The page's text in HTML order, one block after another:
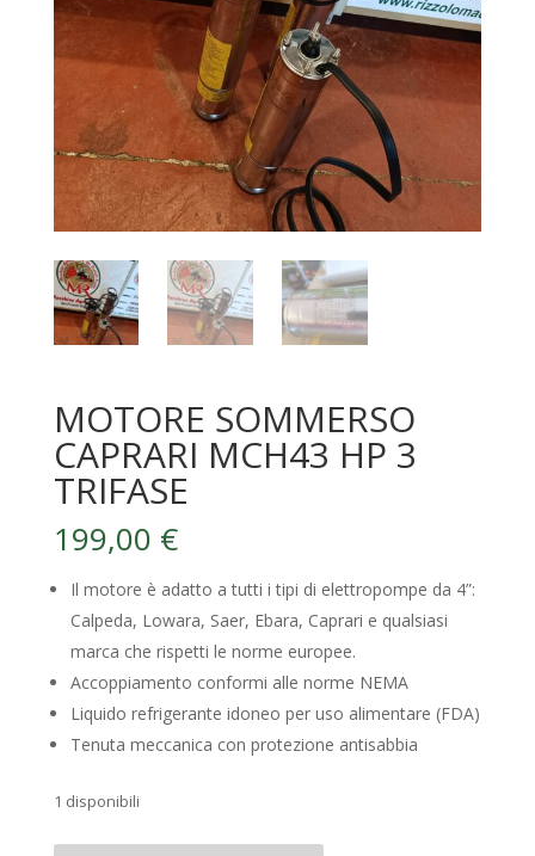
MOTORE SOMMERSO
CAPRARI MCH43 HP 3
TRIFASE
199,00 €
Il motore è adatto a tutti i tipi di elettropompe da 4”:
Calpeda, Lowara, Saer, Ebara, Caprari e qualsiasi
marca che rispetti le norme europee.
Accoppiamento conformi alle norme NEMA
Liquido refrigerante idoneo per uso alimentare (FDA)
Tenuta meccanica con protezione antisabbia
1 disponibili